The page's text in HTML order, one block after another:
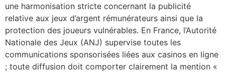
une harmonisation stricte concernant la publicité
relative aux jeux d’argent rémunérateurs ainsi que la
protection des joueurs vulnérables. En France, l’Autorité
Nationale des Jeux (ANJ) supervise toutes les
communications sponsorisées liées aux casinos en ligne
; toute diffusion doit comporter clairement la mention «